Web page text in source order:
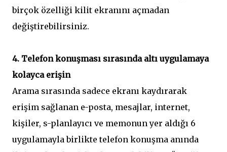
birçok özelliği kilit ekranını açmadan
değiştirebilirsiniz.
4. Telefon konuşması sırasında altı uygulamaya
kolayca erişin
Arama sırasında sadece ekranı kaydırarak
erişim sağlanan e-posta, mesajlar, internet,
kişiler, s-planlayıcı ve memonun yer aldığı 6
uygulamayla birlikte telefon konuşma anında